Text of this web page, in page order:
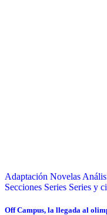
Adaptación Novelas
Secciones Series Series y
Off Campus, la llegada al